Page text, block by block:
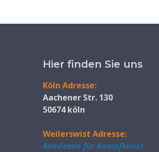
Hier finden Sie uns
Köln Adresse:
Aachener Str. 130
50674 köln
Weilerswist Adresse:
Akademie für Kampfkunst